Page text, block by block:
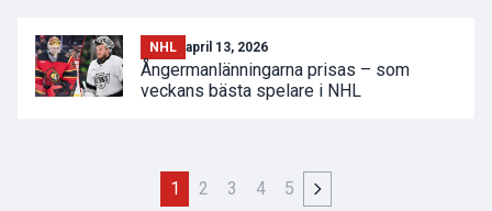
NHL april 13, 2026
Ångermanlänningarna prisas – som
veckans bästa spelare i NHL
1 2 3 4 5